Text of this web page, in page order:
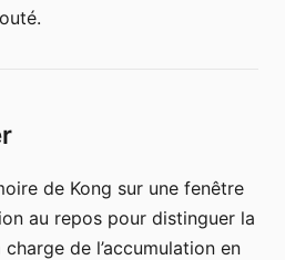
de Kong sur une fenêtre
au repos pour distinguer la
de l’accumulation en